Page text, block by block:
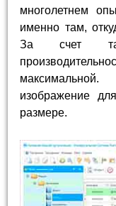
многолетнем
именно там,
За счет
изображение
размере.